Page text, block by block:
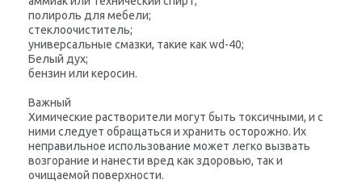
полироль для мебели;
стеклоочиститель;
универсальные смазки, такие как wd-40;
Белый дух;
бензин или керосин.
Важный
Химические растворители могут быть токсичными, и с
ними следует обращаться и хранить осторожно. Их
неправильное использование может легко вызвать
возгорание и нанести вред как здоровью, так и
очищаемой поверхности.